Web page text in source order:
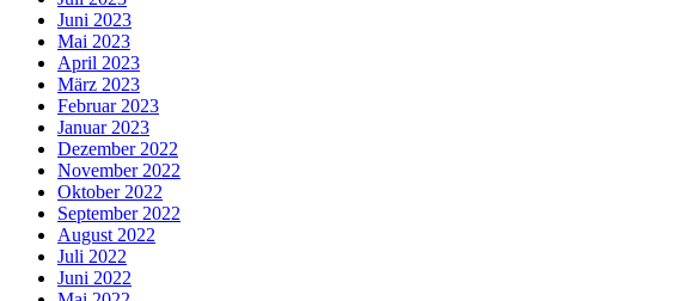
Juni 2023
Mai 2023
April 2023
März 2023
Februar 2023
Januar 2023
Dezember 2022
November 2022
Oktober 2022
September 2022
August 2022
Juli 2022
Juni 2022